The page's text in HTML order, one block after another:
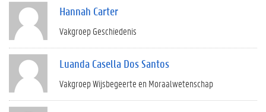
Hannah Carter
Vakgroep Geschiedenis
Luanda Casella Dos Santos
Vakgroep Wijsbegeerte en Moraalwetenschap